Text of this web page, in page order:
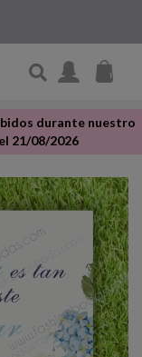
durante nuestro
21/08/2026